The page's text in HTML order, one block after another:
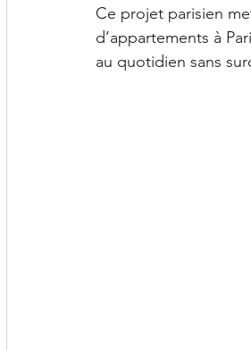
Ce projet parisien
d’appartements à
au quotidien sans